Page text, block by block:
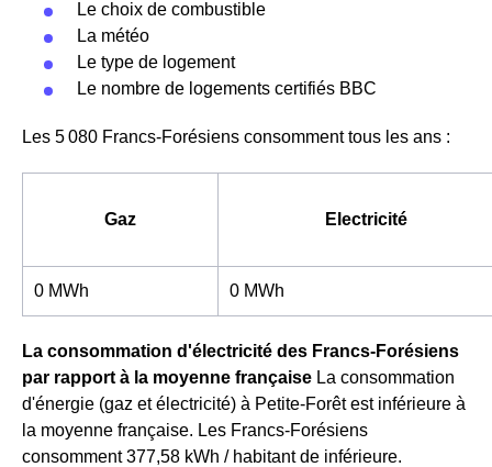
Le choix de combustible
La météo
Le type de logement
Le nombre de logements certifiés BBC
Les 5 080 Francs-Forésiens consomment tous les ans :
Gaz Electricité
0 MWh 0 MWh
La consommation d'électricité des Francs-Forésiens
par rapport à la moyenne française La consommation
d'énergie (gaz et électricité) à Petite-Forêt est inférieure à
la moyenne française. Les Francs-Forésiens
consomment 377,58 kWh / habitant de inférieure.